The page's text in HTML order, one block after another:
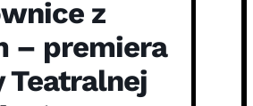
z
– premiera
Teatralnej